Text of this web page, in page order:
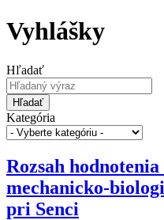
Vyhlášky
Hľadať
Hľadať
Kategória
Rozsah
mechanicko-
pri Senci